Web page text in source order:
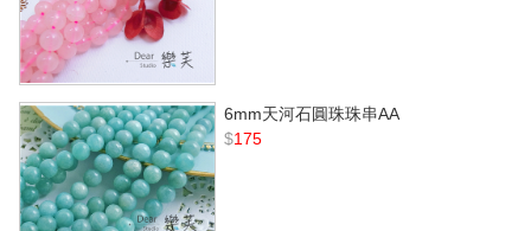
6mm天河石圓珠珠串AA
$175